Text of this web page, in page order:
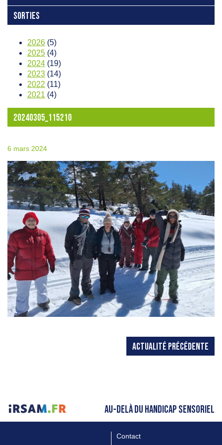
SORTIES
2026 (5)
2025 (4)
2024 (19)
2023 (14)
2022 (11)
2021 (4)
20240305_115210
6 mars 2024
ACTUALITÉ PRÉCÉDENTE
AU-DELÀ DU HANDICAP SENSORIEL
Contact